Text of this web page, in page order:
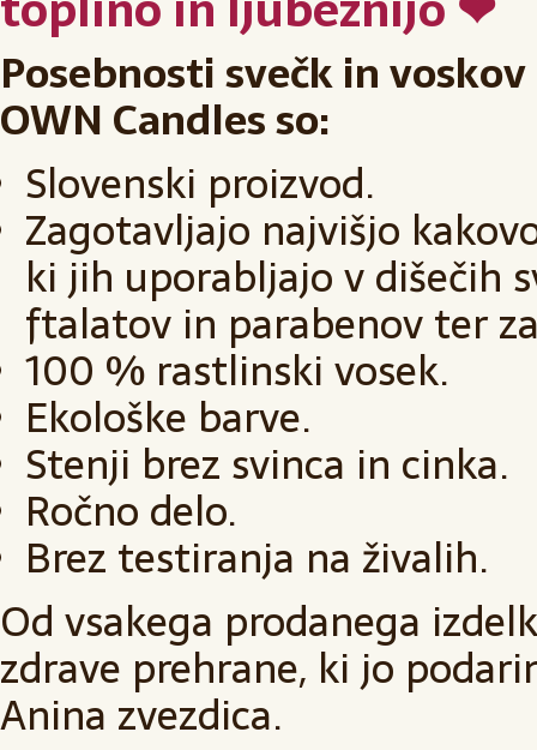
Posebnosti svečk in
OWN Candles so:
Slovenski proizvod.
Zagotavljajo najvišjo
ki jih uporabljajo v dišečih
ftalatov in parabenov ter
100 % rastlinski vosek.
Ekološke barve.
Stenji brez svinca in cinka.
Ročno delo.
Brez testiranja na živalih.
Od vsakega prodanega
zdrave prehrane, ki jo
Anina zvezdica.